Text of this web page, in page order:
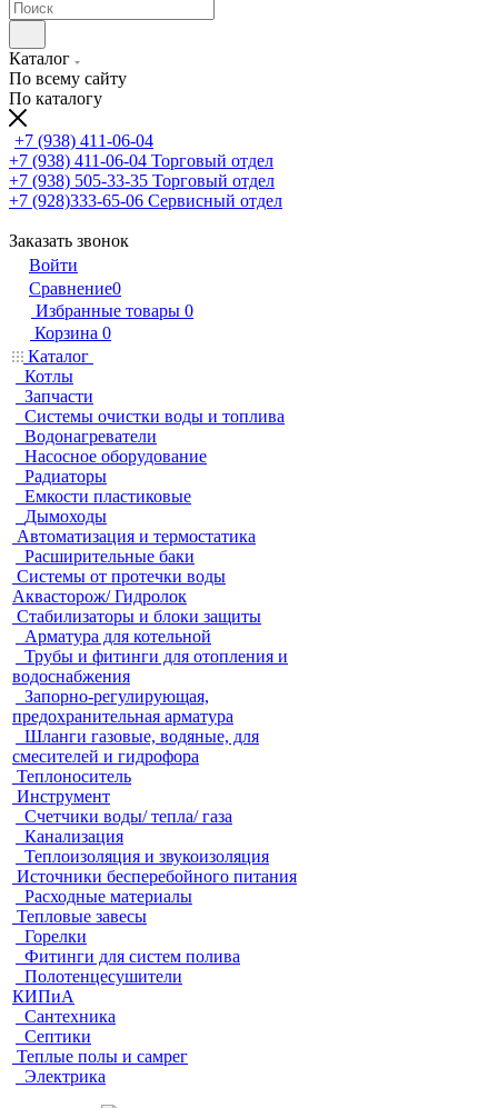
Каталог
По всему сайту
По каталогу
+7 (938) 411-06-04
+7 (938) 411-06-04 Торговый отдел
+7 (938) 505-33-35 Торговый отдел
+7 (928)333-65-06 Сервисный отдел
Заказать звонок
Войти
Сравнение0
Избранные товары 0
Корзина 0
Каталог
Котлы
Запчасти
Системы очистки воды и топлива
Водонагреватели
Насосное оборудование
Радиаторы
Емкости пластиковые
Дымоходы
Автоматизация и термостатика
Расширительные баки
Системы от протечки воды
Аквасторож/ Гидролок
Стабилизаторы и блоки защиты
Арматура для котельной
Трубы и фитинги для отопления и
водоснабжения
Запорно-регулирующая,
предохранительная арматура
Шланги газовые, водяные, для
смесителей и гидрофора
Теплоноситель
Инструмент
Счетчики воды/ тепла/ газа
Канализация
Теплоизоляция и звукоизоляция
Источники бесперебойного питания
Расходные материалы
Тепловые завесы
Горелки
Фитинги для систем полива
Полотенцесушители
КИПиА
Сантехника
Септики
Теплые полы и самрег
Электрика